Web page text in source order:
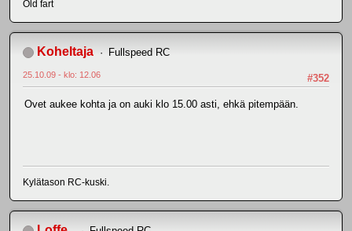
Old fart
Koheltaja Fullspeed RC
#352
25.10.09 - klo: 12.06
Ovet aukee kohta ja on auki klo 15.00 asti, ehkä pitempään.
Kylätason RC-kuski.